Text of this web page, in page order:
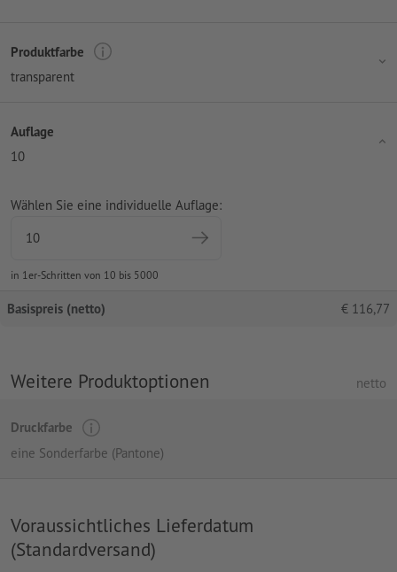
Produktfarbe
transparent
Auflage
10
Wählen Sie eine individuelle Auflage:
in 1er-Schritten von 10 bis 5000
Basispreis (netto) € 116,77
Weitere Produktoptionen netto
Druckfarbe
eine Sonderfarbe (Pantone)
Voraussichtliches Lieferdatum
(Standardversand)